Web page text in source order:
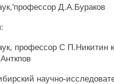
Д.А.Бураков
профессор С П.Никитин
научно-